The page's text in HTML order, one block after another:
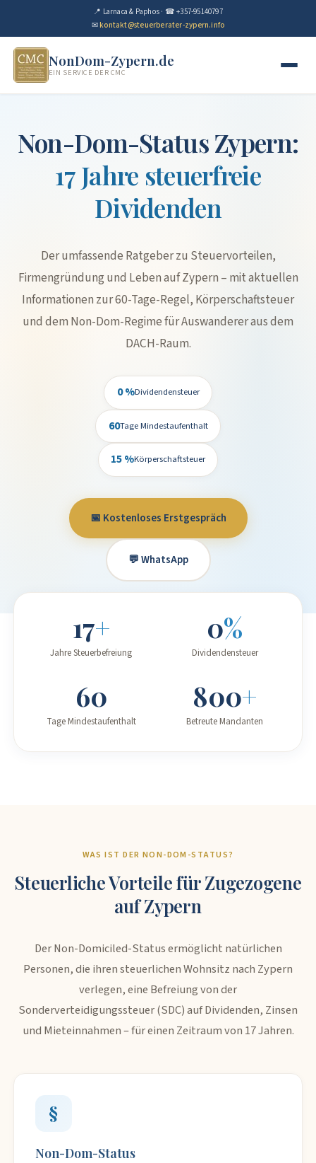
📍 Larnaca & Paphos · ☎ +357-95140797
✉kontakt@steuerberater-zypern.info
NonDom-Zypern.de
EIN SERVICE DER CMC
Non-Dom-Status Zypern:
17 Jahre steuerfreie
Dividenden
Der umfassende Ratgeber zu Steuervorteilen,
Firmengründung und Leben auf Zypern – mit aktuellen
Informationen zur 60-Tage-Regel, Körperschaftsteuer
und dem Non-Dom-Regime für Auswanderer aus dem
DACH-Raum.
0 %Dividendensteuer
60Tage Mindestaufenthalt
15 %Körperschaftsteuer
📅 Kostenloses Erstgespräch
💬 WhatsApp
17+
Jahre Steuerbefreiung
0%
Dividendensteuer
60
Tage Mindestaufenthalt
800+
Betreute Mandanten
WAS IST DER NON-DOM-STATUS?
Steuerliche Vorteile für Zugezogene
auf Zypern
Der Non-Domiciled-Status ermöglicht natürlichen
Personen, die ihren steuerlichen Wohnsitz nach Zypern
verlegen, eine Befreiung von der
Sonderverteidigungssteuer (SDC) auf Dividenden, Zinsen
und Mieteinnahmen – für einen Zeitraum von 17 Jahren.
§
Non-Dom-Status